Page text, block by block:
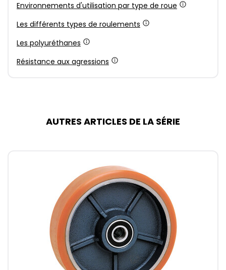
Environnements d'utilisation par type de roue
Les différents types de roulements
Les polyuréthanes
Résistance aux agressions
AUTRES ARTICLES DE LA SÉRIE